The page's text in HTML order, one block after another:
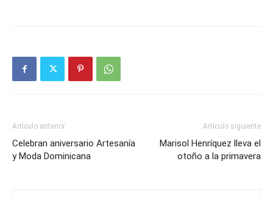
Artículo anterior
Celebran aniversario Artesanía
y Moda Dominicana
Artículo siguiente
Marisol Henríquez lleva el
otoño a la primavera